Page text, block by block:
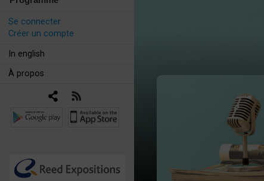
Se connecter
Créer un compte
In english
À propos